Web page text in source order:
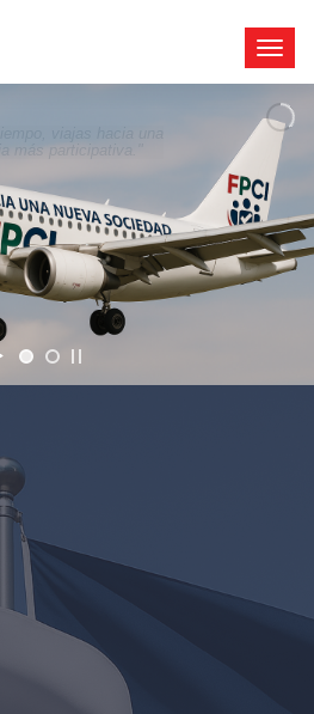
viajas hacia una
más participativa."